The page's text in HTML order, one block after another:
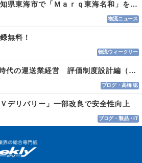
日本ＧＬＰ 愛知県東海市で「Ｍａｒｑ東海名和」を開発
物流ニュース
無料！
物流ウィークリー
第315回：令和時代の運送業経営 評価制度設計編（１１５）
ブログ・高橋 聡
デリバリー」一部改良で安全性向上
ブログ・製品・IT